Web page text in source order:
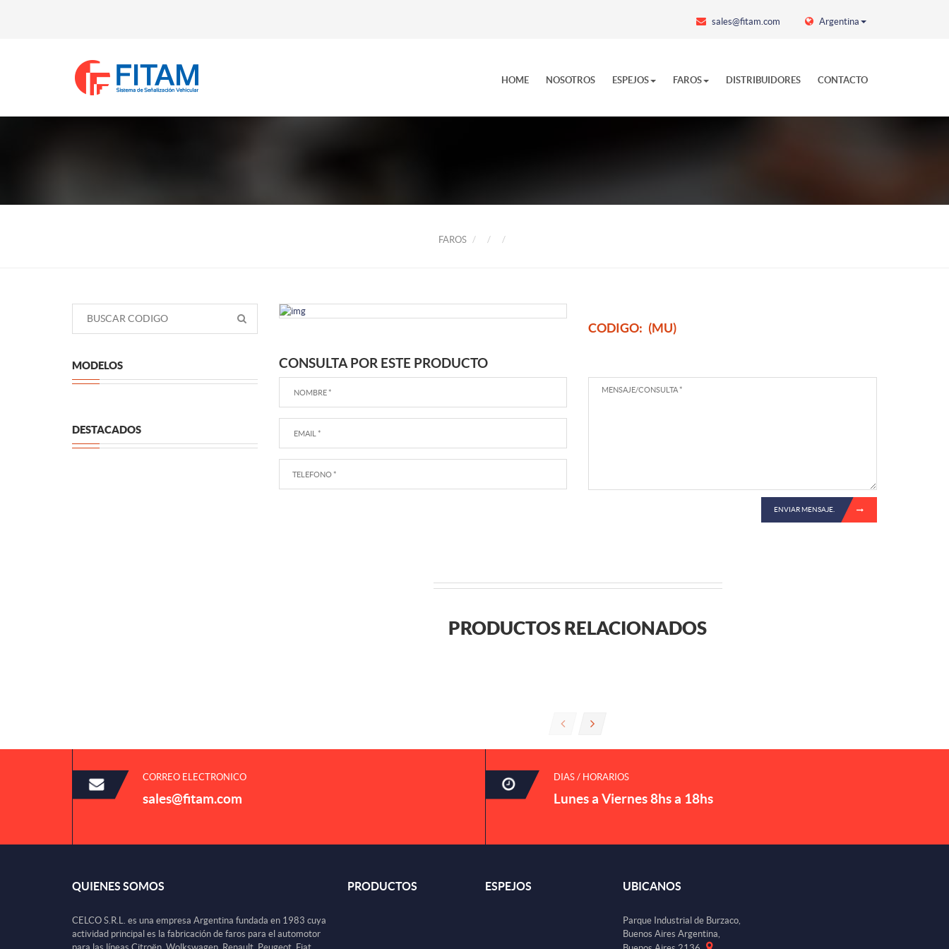
sales@fitam.com Argentina
HOME NOSOTROS ESPEJOS FAROS DISTRIBUIDORES CONTACTO
FAROS
MODELOS
DESTACADOS
CODIGO: (MU)
CONSULTA POR ESTE PRODUCTO
ENVIAR MENSAJE.
PRODUCTOS RELACIONADOS
CORREO ELECTRONICO
sales@fitam.com
DIAS / HORARIOS
Lunes a Viernes 8hs a 18hs
QUIENES SOMOS
CELCO S.R.L. es una empresa Argentina fundada en 1983 cuya
actividad principal es la fabricación de faros para el automotor
PRODUCTOS ESPEJOS UBICANOS
Parque Industrial de Burzaco,
Buenos Aires Argentina,